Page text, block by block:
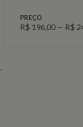
PREÇO
R$ 196,00 — R$